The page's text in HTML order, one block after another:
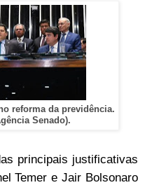
reforma da previdência.
Senado).
principais justificativas
Temer e Jair Bolsonaro